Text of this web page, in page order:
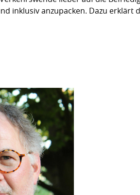
inklusiv anzupacken. Dazu erklärt